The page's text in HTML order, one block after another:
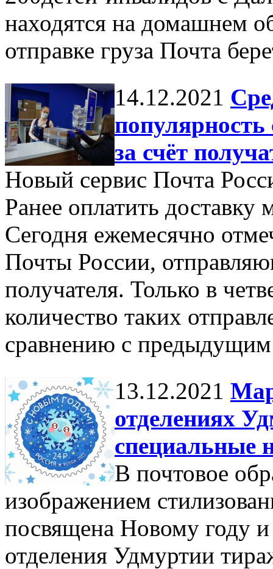
находятся на домашнем
отправке груза Почта
14.12.2021
за счёт
Новый сервис Почта
Ранее оплатить доставку
Сегодня ежемесячно
Почты России,
получателя. Только в
количество таких
сравнению с
13.12.2021
отделениях
специальные
В почтовое
изображением
посвящена Новому году
отделения Удмуртии